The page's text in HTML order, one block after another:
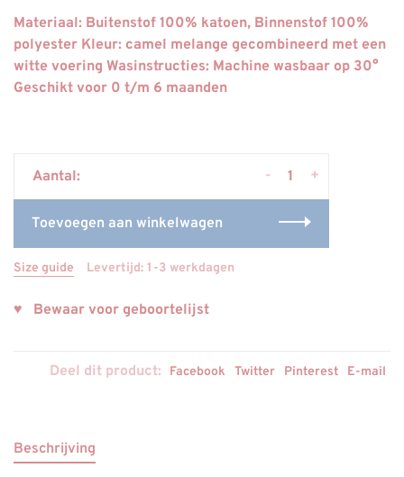
Materiaal: Buitenstof 100% katoen, Binnenstof 100%
polyester Kleur: camel melange gecombineerd met een
witte voering Wasinstructies: Machine wasbaar op 30°
Geschikt voor 0 t/m 6 maanden
Aantal: +
-
Toevoegen aan winkelwagen
Size guide Levertijd: 1-3 werkdagen
♥ Bewaar voor geboortelijst
Deel dit product: Facebook Twitter Pinterest E-mail
Beschrijving